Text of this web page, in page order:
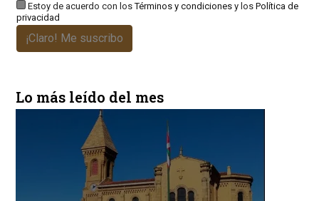
Estoy de acuerdo con losTérminos y condicionesy los Política de
privacidad
¡Claro! Me suscribo
Lo más leído del mes